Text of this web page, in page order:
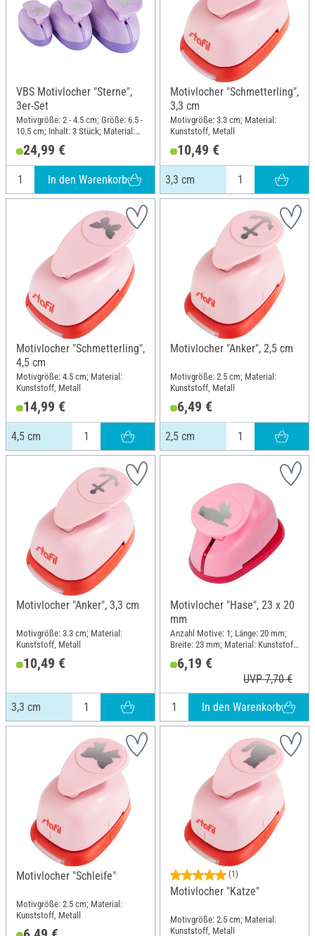
VBS Motivlocher "Sterne",
3er-Set
Motivgröße: 2 - 4.5 cm; Größe: 6.5 -
10.5 cm; Inhalt: 3 Stück; Material:
Kunststoff, Metall
24,99 €
In den Warenkorb
Motivlocher "Schmetterling",
3,3 cm
Motivgröße: 3.3 cm; Material:
Kunststoff, Metall
10,49 €
3,3 cm
Motivlocher "Schmetterling",
4,5 cm
Motivgröße: 4.5 cm; Material:
Kunststoff, Metall
14,99 €
4,5 cm
Motivlocher "Anker", 2,5 cm
Motivgröße: 2.5 cm; Material:
Kunststoff, Metall
6,49 €
2,5 cm
Motivlocher "Anker", 3,3 cm
Motivgröße: 3.3 cm; Material:
Kunststoff, Metall
10,49 €
3,3 cm
Motivlocher "Hase", 23 x 20
mm
Anzahl Motive: 1; Länge: 20 mm;
Breite: 23 mm; Material: Kunststoff,
6,19 €
UVP 7,70 €
In den Warenkorb
Motivlocher "Schleife"
Motivgröße: 2.5 cm; Material:
Kunststoff, Metall
(1)
Motivlocher "Katze"
Motivgröße: 2.5 cm; Material:
Kunststoff, Metall